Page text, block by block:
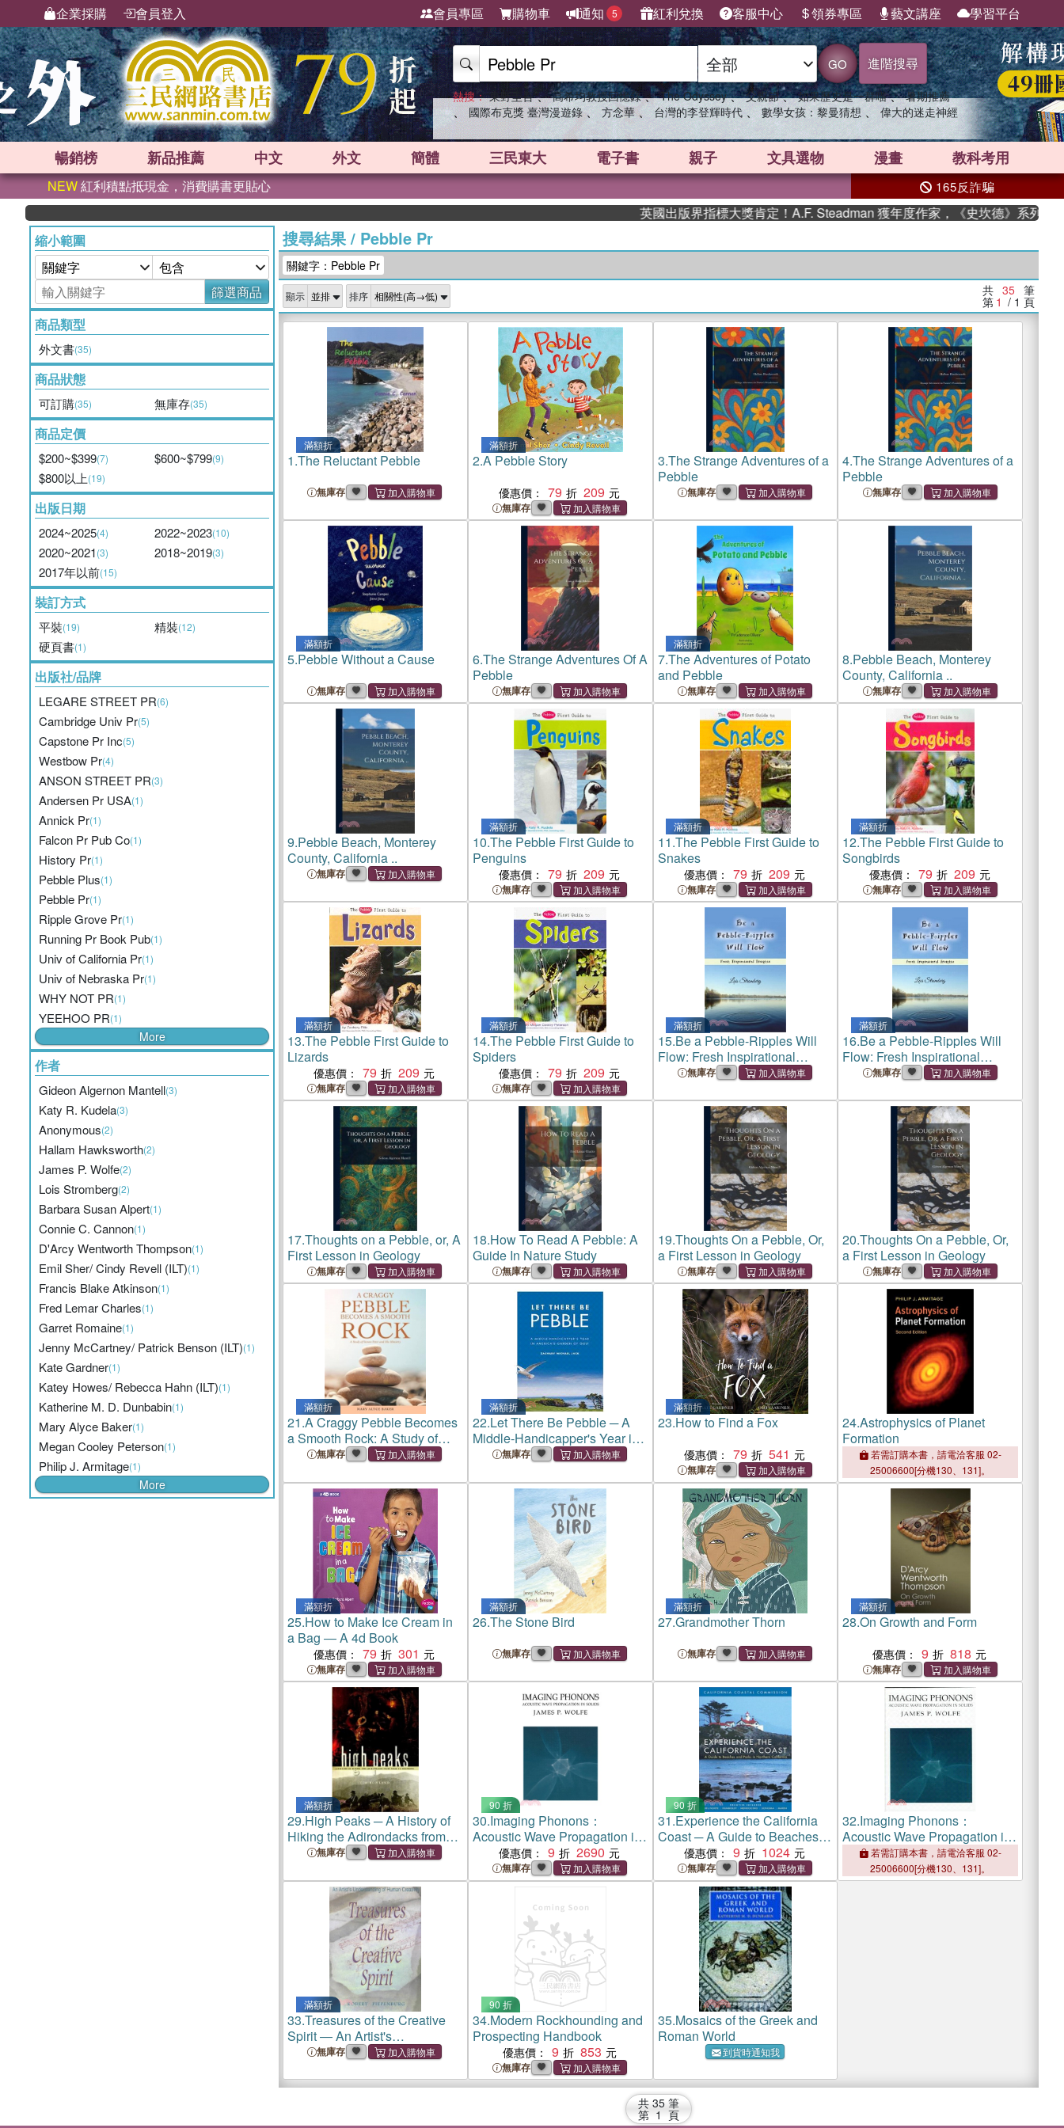
企業採購 會員登入 會員專區 購物車 通知 5 紅利兌換 客服中心 領券專區 藝文講座 學習平台
GO 進階搜尋
熱搜： 東野圭吾 、 高希均教授回憶錄 、 The Odyssey 、 父親節 、 如果歷史是一群喵 、 暑期推薦
、 國際布克獎 臺灣漫遊錄 、 方念華 、 台灣的李登輝時代 、 數學女孩：黎曼猜想 、 偉大的迷走神經
暢銷榜 新品推薦 中文 外文 簡體 三民東大 電子書 親子 文具選物 漫畫 教科考用
NEW紅利積點抵現金，消費購書更貼心 165反詐騙
英國出版界指標大獎肯定！A.F. Steadman 獲年度作家，《史坎德》系列帶你踏上熱
縮小範圍
篩選商品
商品類型
外文書(35)
商品狀態
可訂購(35) 無庫存(35)
商品定價
$200~$399(7) $600~$799(9)
$800以上(19)
出版日期
2024~2025(4) 2022~2023(10)
2020~2021(3) 2018~2019(3)
2017年以前(15)
裝訂方式
平裝(19) 精裝(12)
硬頁書(1)
出版社/品牌
LEGARE STREET PR(6)
Cambridge Univ Pr(5)
Capstone Pr Inc(5)
Westbow Pr(4)
ANSON STREET PR(3)
Andersen Pr USA(1)
Annick Pr(1)
Falcon Pr Pub Co(1)
History Pr(1)
Pebble Plus(1)
Pebble Pr(1)
Ripple Grove Pr(1)
Running Pr Book Pub(1)
Univ of California Pr(1)
Univ of Nebraska Pr(1)
WHY NOT PR(1)
YEEHOO PR(1)
More
作者
Gideon Algernon Mantell(3)
Katy R. Kudela(3)
Anonymous(2)
Hallam Hawksworth(2)
James P. Wolfe(2)
Lois Stromberg(2)
Barbara Susan Alpert(1)
Connie C. Cannon(1)
D'Arcy Wentworth Thompson(1)
Emil Sher/ Cindy Revell (ILT)(1)
Francis Blake Atkinson(1)
Fred Lemar Charles(1)
Garret Romaine(1)
Jenny McCartney/ Patrick Benson (ILT)(1)
Kate Gardner(1)
Katey Howes/ Rebecca Hahn (ILT)(1)
Katherine M. D. Dunbabin(1)
Mary Alyce Baker(1)
Megan Cooley Peterson(1)
Philip J. Armitage(1)
More
搜尋結果/ Pebble Pr
關鍵字：Pebble Pr
顯示 排序 共 35 筆
第 1 / 1 頁
滿額折
1.The Reluctant Pebble
無庫存
滿額折
2.A Pebble Story
優惠價： 79 209
無庫存
3.The Strange Adventures of a
Pebble
無庫存
4.The Strange Adventures of a
Pebble
無庫存
滿額折
5.Pebble Without a Cause
無庫存
6.The Strange Adventures Of A
Pebble
無庫存
滿額折
7.The Adventures of Potato
and Pebble
無庫存
8.Pebble Beach, Monterey
County, California ..
無庫存
9.Pebble Beach, Monterey
County, California ..
無庫存
滿額折
10.The Pebble First Guide to
Penguins
優惠價： 79 209
無庫存
滿額折
11.The Pebble First Guide to
Snakes
優惠價： 79 209
無庫存
滿額折
12.The Pebble First Guide to
Songbirds
優惠價： 79 209
無庫存
滿額折
13.The Pebble First Guide to
Lizards
優惠價： 79 209
無庫存
滿額折
14.The Pebble First Guide to
Spiders
優惠價： 79 209
無庫存
滿額折
15.Be a Pebble-Ripples Will
Flow: Fresh Inspirational
Insights無庫存
滿額折
16.Be a Pebble-Ripples Will
Flow: Fresh Inspirational
Insights無庫存
17.Thoughts on a Pebble, or, A
First Lesson in Geology
無庫存
18.How To Read A Pebble: A
Guide In Nature Study
無庫存
19.Thoughts On a Pebble, Or,
a First Lesson in Geology
無庫存
20.Thoughts On a Pebble, Or,
a First Lesson in Geology
無庫存
滿額折
21.A Craggy Pebble Becomes
a Smooth Rock: A Study of
Simon Peter and His Ministry
無庫存
滿額折
22.Let There Be Pebble ─ A
Middle-Handicapper's Year in
America's Garden of Golf
無庫存
滿額折
23.How to Find a Fox
優惠價： 79 541
無庫存
24.Astrophysics of Planet
Formation
若需訂購本書，請電洽客服 02-
25006600[分機130、131]。
滿額折
25.How to Make Ice Cream in
a Bag ― A 4d Book
優惠價： 79 301
無庫存
滿額折
26.The Stone Bird
無庫存
滿額折
27.Grandmother Thorn
無庫存
滿額折
28.On Growth and Form
優惠價： 9 818
無庫存
滿額折
29.High Peaks ─ A History of
Hiking the Adirondacks from
Noah to Neoprene
無庫存
90 折
30.Imaging Phonons：
Acoustic Wave Propagation in
Solids優惠價： 9 2690
無庫存
90 折
31.Experience the California
Coast ─ A Guide to Beaches
And Parks in Northern
California
優惠價： 9 1024
無庫存
32.Imaging Phonons：
Acoustic Wave Propagation in
Solids若需訂購本書，請電洽客服 02-
25006600[分機130、131]。
滿額折
33.Treasures of the Creative
Spirit ― An Artist's
Understanding of Human
無庫存
90 折
34.Modern Rockhounding and
Prospecting Handbook
優惠價： 9 853
無庫存
35.Mosaics of the Greek and
Roman World
到貨時通知我
共 35 筆
第 1 頁